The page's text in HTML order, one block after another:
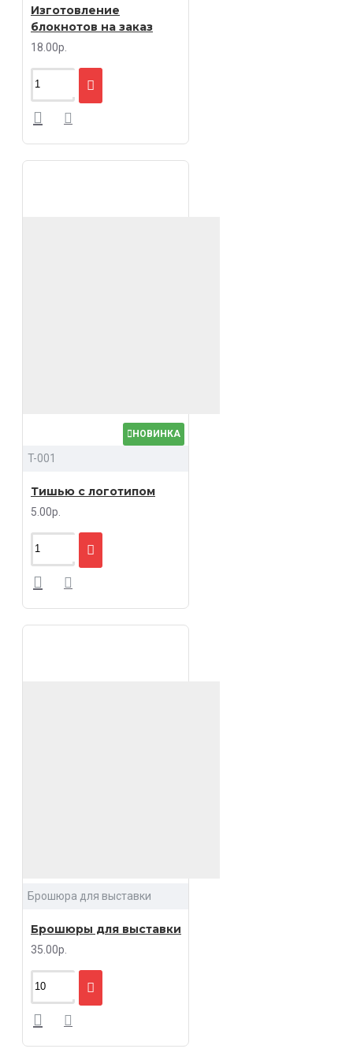
Изготовление
блокнотов на заказ
18.00р.
НОВИНКА
T-001
Тишью с логотипом
5.00р.
Брошюра для выставки
Брошюры для выставки
35.00р.